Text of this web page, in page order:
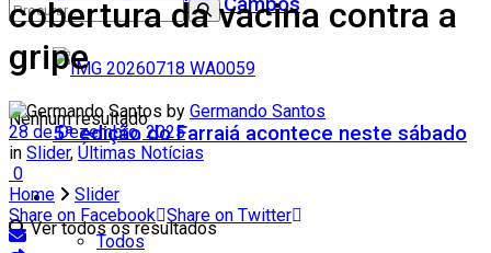
Teatro Firjan SESI Campos
5ª edição do Farraiá acontece neste sábado
Cidades
Todos
Nenhum resultado
Ver todos os resultados
cobertura da vacina contra a
gripe
by Germando Santos
28 de Dezembro, 2025
in Slider, Últimas Notícias
0
Home
Slider
Share on Facebook Share on Twitter